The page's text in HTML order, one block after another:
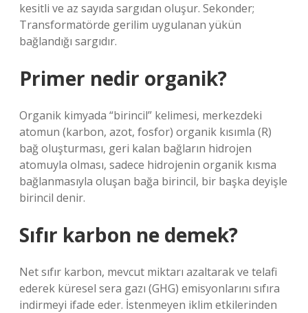
kesitli ve az sayıda sargıdan oluşur. Sekonder;
Transformatörde gerilim uygulanan yükün
bağlandığı sargıdır.
Primer nedir organik?
Organik kimyada “birincil” kelimesi, merkezdeki
atomun (karbon, azot, fosfor) organik kısımla (R)
bağ oluşturması, geri kalan bağların hidrojen
atomuyla olması, sadece hidrojenin organik kısma
bağlanmasıyla oluşan bağa birincil, bir başka deyişle
birincil denir.
Sıfır karbon ne demek?
Net sıfır karbon, mevcut miktarı azaltarak ve telafi
ederek küresel sera gazı (GHG) emisyonlarını sıfıra
indirmeyi ifade eder. İstenmeyen iklim etkilerinden